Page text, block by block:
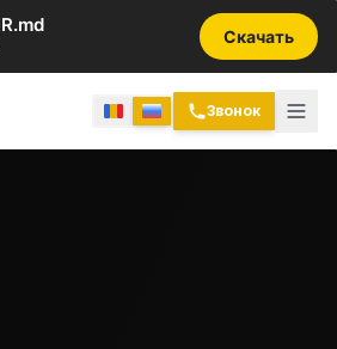
Скачать
Звонок